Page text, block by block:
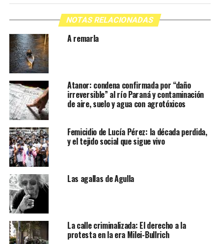
NOTAS RELACIONADAS
A remarla
Atanor: condena confirmada por “daño
irreversible” al río Paraná y contaminación
de aire, suelo y agua con agrotóxicos
Femicidio de Lucía Pérez: la década perdida,
y el tejido social que sigue vivo
Las agallas de Agulla
La calle criminalizada: El derecho a la
protesta en la era Milei-Bullrich